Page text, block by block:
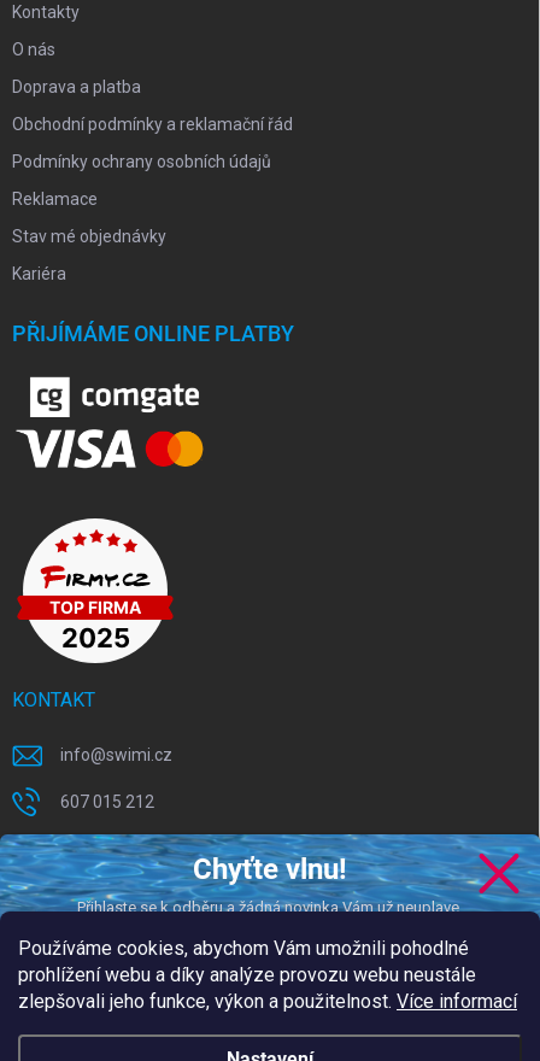
Používáme cookies, abychom Vám umožnili pohodlné
prohlížení webu a díky analýze provozu webu neustále
zlepšovali jeho funkce, výkon a použitelnost. Více informací
Kontakty
O nás
Doprava a platba
Obchodní podmínky a reklamační řád
Podmínky ochrany osobních údajů
Reklamace
Stav mé objednávky
Kariéra
PŘIJÍMÁME ONLINE PLATBY
KONTAKT
info@swimi.cz
607 015 212
ODEBÍRAT NEWSLETTER
Chyťte vlnu!
Přihlaste se k odběru a žádná novinka Vám už neuplave.
CHCI DOSTÁVAT NOVINKY